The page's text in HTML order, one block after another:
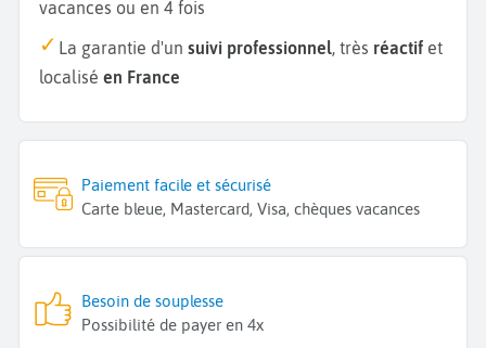
vacances ou en 4 fois
La garantie d'un suivi professionnel, très réactif et
localisé en France
Paiement facile et sécurisé
Carte bleue, Mastercard, Visa, chèques vacances
Besoin de souplesse
Possibilité de payer en 4x